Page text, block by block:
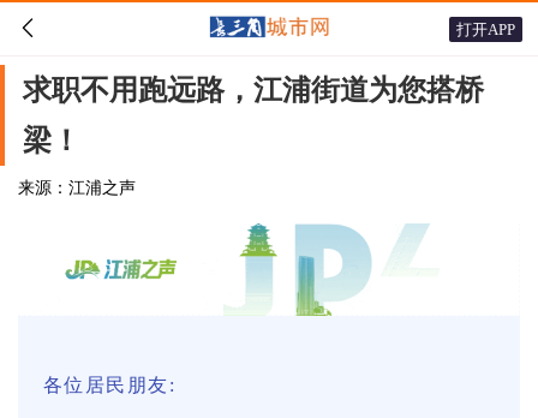
 打开APP
求职不用跑远路，江浦街道为您搭桥
梁！
来源：江浦之声
各位居民朋友: